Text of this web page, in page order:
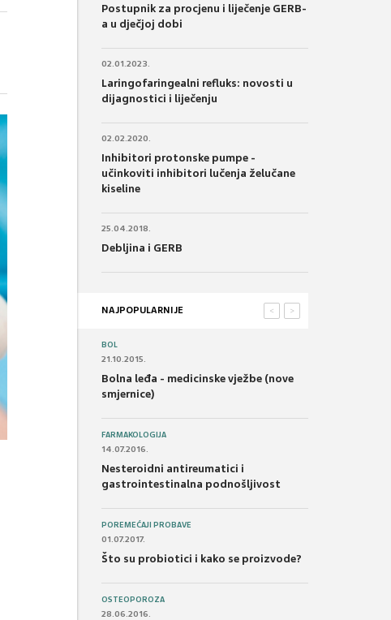
Postupnik za procjenu i liječenje GERB-
a u dječjoj dobi
02.01.2023.
Laringofaringealni refluks: novosti u
dijagnostici i liječenju
02.02.2020.
Inhibitori protonske pumpe -
učinkoviti inhibitori lučenja želučane
kiseline
25.04.2018.
Debljina i GERB
NAJPOPULARNIJE >
<
BOL
21.10.2015.
Bolna leđa - medicinske vježbe (nove
smjernice)
FARMAKOLOGIJA
14.07.2016.
Nesteroidni antireumatici i
gastrointestinalna podnošljivost
POREMEĆAJI PROBAVE
01.07.2017.
Što su probiotici i kako se proizvode?
OSTEOPOROZA
28.06.2016.